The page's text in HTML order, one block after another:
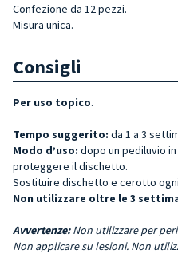
Confezione da 12 pezzi.
Misura unica.
Consigli
Per uso topico.
Tempo suggerito: da 1 a 3
Modo d’uso: dopo un pediluvio
proteggere il dischetto.
Sostituire dischetto e cerotto
Non utilizzare oltre le 3
Avvertenze: Non utilizzare per
Non applicare su lesioni. Non